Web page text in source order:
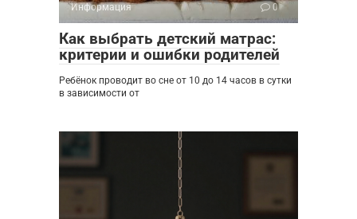
Информация 0
Как выбрать детский матрас:
критерии и ошибки родителей
Ребёнок проводит во сне от 10 до 14 часов в сутки
в зависимости от